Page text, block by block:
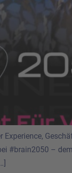
#brain2050 –